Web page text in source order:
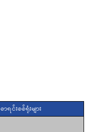
င်းစစ်ရုံးများ